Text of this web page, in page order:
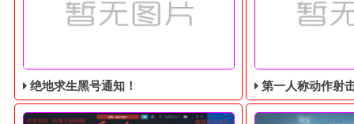
绝地求生黑号通知！ 第一人称动作射击游戏《绝地